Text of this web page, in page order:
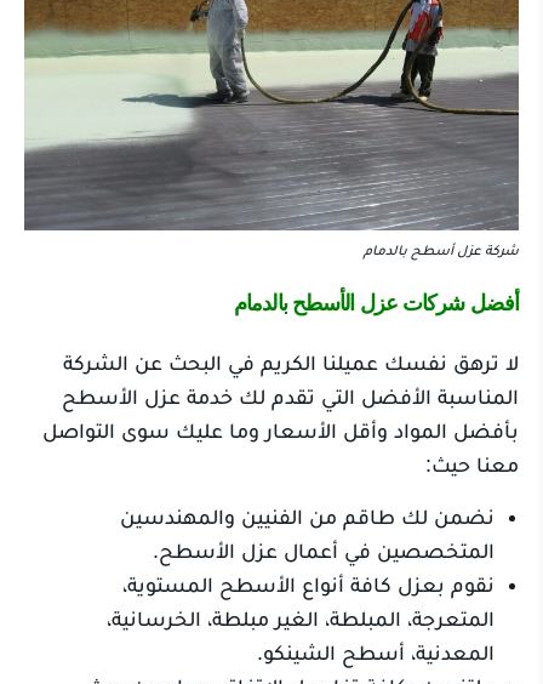
شركة عزل أسطح بالدمام
أفضل شركات عزل الأسطح بالدمام
لا ترهق نفسك عميلنا الكريم في البحث عن الشركة
المناسبة الأفضل التي تقدم لك خدمة عزل الأسطح
بأفضل المواد وأقل الأسعار وما عليك سوى التواصل
معنا حيث:
نضمن لك طاقم من الفنيين والمهندسين
المتخصصين في أعمال عزل الأسطح.
نقوم بعزل كافة أنواع الأسطح المستوية،
المتعرجة، المبلطة، الغير مبلطة، الخرسانية،
المعدنية، أسطح الشينكو.